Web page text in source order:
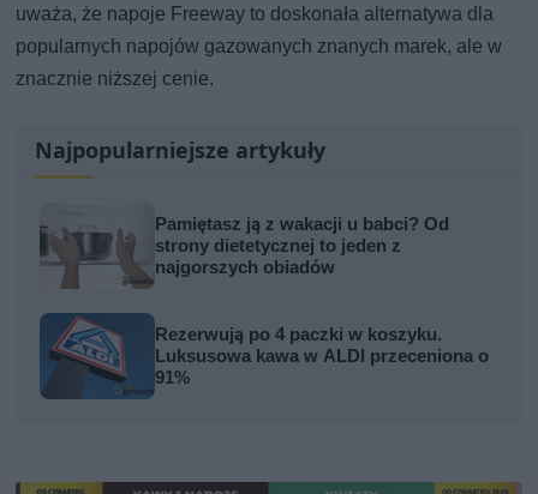
uważa, że napoje Freeway to doskonała alternatywa dla
popularnych napojów gazowanych znanych marek, ale w
znacznie niższej cenie.
Najpopularniejsze artykuły
Pamiętasz ją z wakacji u babci? Od
strony dietetycznej to jeden z
najgorszych obiadów
Rezerwują po 4 paczki w koszyku.
Luksusowa kawa w ALDI przeceniona o
91%